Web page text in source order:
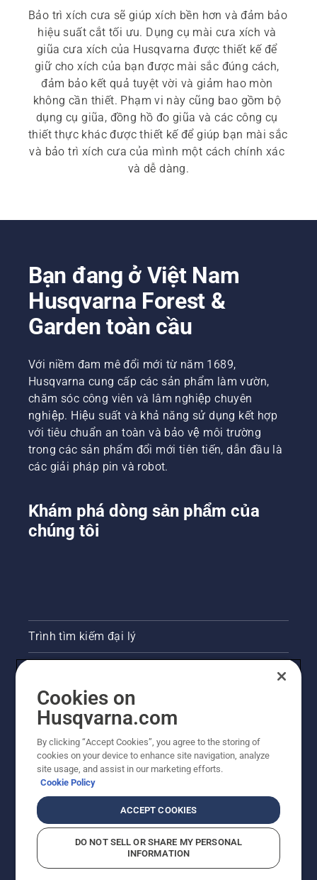
Bảo trì xích cưa sẽ giúp xích bền hơn và đảm bảo
hiệu suất cắt tối ưu. Dụng cụ mài cưa xích và
giũa cưa xích của Husqvarna được thiết kế để
giữ cho xích của bạn được mài sắc đúng cách,
đảm bảo kết quả tuyệt vời và giảm hao mòn
không cần thiết. Phạm vi này cũng bao gồm bộ
dụng cụ giũa, đồng hồ đo giũa và các công cụ
thiết thực khác được thiết kế để giúp bạn mài sắc
và bảo trì xích cưa của mình một cách chính xác
và dễ dàng.
Bạn đang ở Việt Nam
Husqvarna Forest &
Garden toàn cầu
Với niềm đam mê đổi mới từ năm 1689,
Husqvarna cung cấp các sản phẩm làm vườn,
chăm sóc công viên và lâm nghiệp chuyên
nghiệp. Hiệu suất và khả năng sử dụng kết hợp
với tiêu chuẩn an toàn và bảo vệ môi trường
trong các sản phẩm đổi mới tiên tiến, dẫn đầu là
các giải pháp pin và robot.
Khám phá dòng sản phẩm của
chúng tôi
Trình tìm kiếm đại lý
Phòng họp báo
Cookies on
Husqvarna.com
By clicking “Accept Cookies”, you agree to the storing of
cookies on your device to enhance site navigation, analyze
site usage, and assist in our marketing efforts.
Cookie Policy
ACCEPT COOKIES
DO NOT SELL OR SHARE MY PERSONAL
INFORMATION